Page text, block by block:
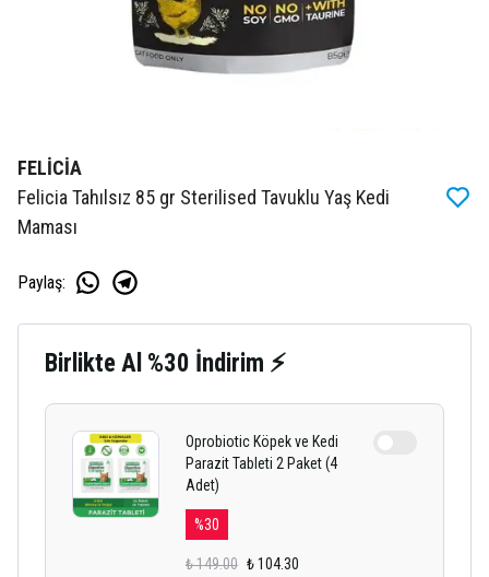
FELİCİA
Felicia Tahılsız 85 gr Sterilised Tavuklu Yaş Kedi
Maması
Paylaş:
Birlikte Al %30 İndirim ⚡
Oprobiotic Köpek ve Kedi
Parazit Tableti 2 Paket (4
Adet)
%30
₺ 149.00 ₺ 104.30